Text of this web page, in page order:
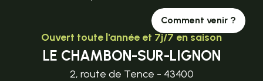
Comment venir ?
Ouvert toute l'année et 7j/7 en saison
LE CHAMBON-SUR-LIGNON
2, route de Tence - 43400